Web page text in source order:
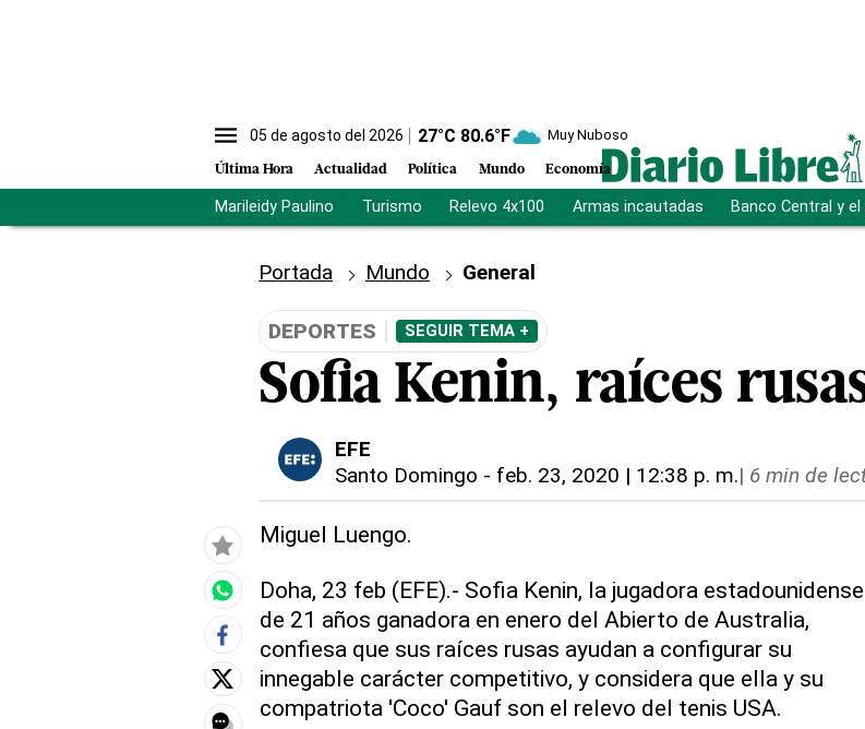
05 de agosto del 2026 27°C 80.6°F Muy Nuboso
Última Hora Actualidad Política Mundo Economía
Marileidy Paulino Turismo Relevo 4x100 Armas incautadas Banco Central y
Portada Mundo General
DEPORTES SEGUIR TEMA +
Sofia Kenin, raíces
EFE
Santo Domingo - feb. 23, 2020 | 12:38 p. m.| 6 min de
Miguel Luengo.
Doha, 23 feb (EFE).- Sofia Kenin, la jugadora estadounidense
de 21 años ganadora en enero del Abierto de Australia,
confiesa que sus raíces rusas ayudan a configurar su
innegable carácter competitivo, y considera que ella y su
compatriota 'Coco' Gauf son el relevo del tenis USA.